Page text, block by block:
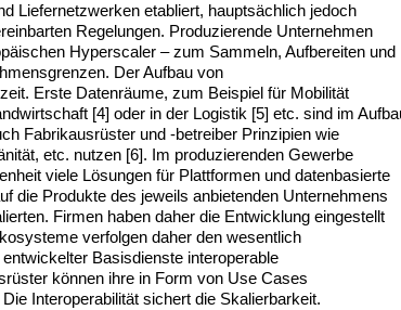
Liefernetzwerken etabliert, hauptsächlich jedoch
Regelungen. Produzierende Unternehmen
Hyperscaler – zum Sammeln, Aufbereiten und
Der Aufbau von
Erste Datenräume, zum Beispiel für Mobilität
[4] oder in der Logistik [5] etc. sind im
Fabrikausrüster und -betreiber Prinzipien wie
etc. nutzen [6]. Im produzierenden Gewerbe
viele Lösungen für Plattformen und datenbasierte
die Produkte des jeweils anbietenden Unternehmens
Firmen haben daher die Entwicklung eingestellt
verfolgen daher den wesentlich
Basisdienste interoperable
können ihre in Form von Use Cases
Interoperabilität sichert die Skalierbarkeit.